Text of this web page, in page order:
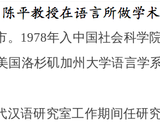
。1978年入中国社会科学
洛杉矶加州大学语言学
研究室工作期间任研究